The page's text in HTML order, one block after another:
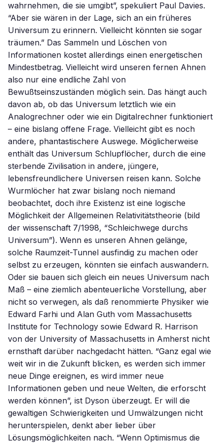
wahrnehmen, die sie umgibt”, spekuliert Paul Davies.
“Aber sie wären in der Lage, sich an ein früheres
Universum zu erinnern. Vielleicht könnten sie sogar
träumen.” Das Sammeln und Löschen von
Informationen kostet allerdings einen energetischen
Mindestbetrag. Vielleicht wird unseren fernen Ahnen
also nur eine endliche Zahl von
Bewußtseinszuständen möglich sein. Das hängt auch
davon ab, ob das Universum letztlich wie ein
Analogrechner oder wie ein Digitalrechner funktioniert
– eine bislang offene Frage. Vielleicht gibt es noch
andere, phantastischere Auswege. Möglicherweise
enthält das Universum Schlupflöcher, durch die eine
sterbende Zivilisation in andere, jüngere,
lebensfreundlichere Universen reisen kann. Solche
Wurmlöcher hat zwar bislang noch niemand
beobachtet, doch ihre Existenz ist eine logische
Möglichkeit der Allgemeinen Relativitätstheorie (bild
der wissenschaft 7/1998, “Schleichwege durchs
Universum”). Wenn es unseren Ahnen gelänge,
solche Raumzeit-Tunnel ausfindig zu machen oder
selbst zu erzeugen, könnten sie einfach auswandern.
Oder sie bauen sich gleich ein neues Universum nach
Maß – eine ziemlich abenteuerliche Vorstellung, aber
nicht so verwegen, als daß renommierte Physiker wie
Edward Farhi und Alan Guth vom Massachusetts
Institute for Technology sowie Edward R. Harrison
von der University of Massachusetts in Amherst nicht
ernsthaft darüber nachgedacht hätten. “Ganz egal wie
weit wir in die Zukunft blicken, es werden sich immer
neue Dinge ereignen, es wird immer neue
Informationen geben und neue Welten, die erforscht
werden können”, ist Dyson überzeugt. Er will die
gewaltigen Schwierigkeiten und Umwälzungen nicht
herunterspielen, denkt aber lieber über
Lösungsmöglichkeiten nach. “Wenn Optimismus die